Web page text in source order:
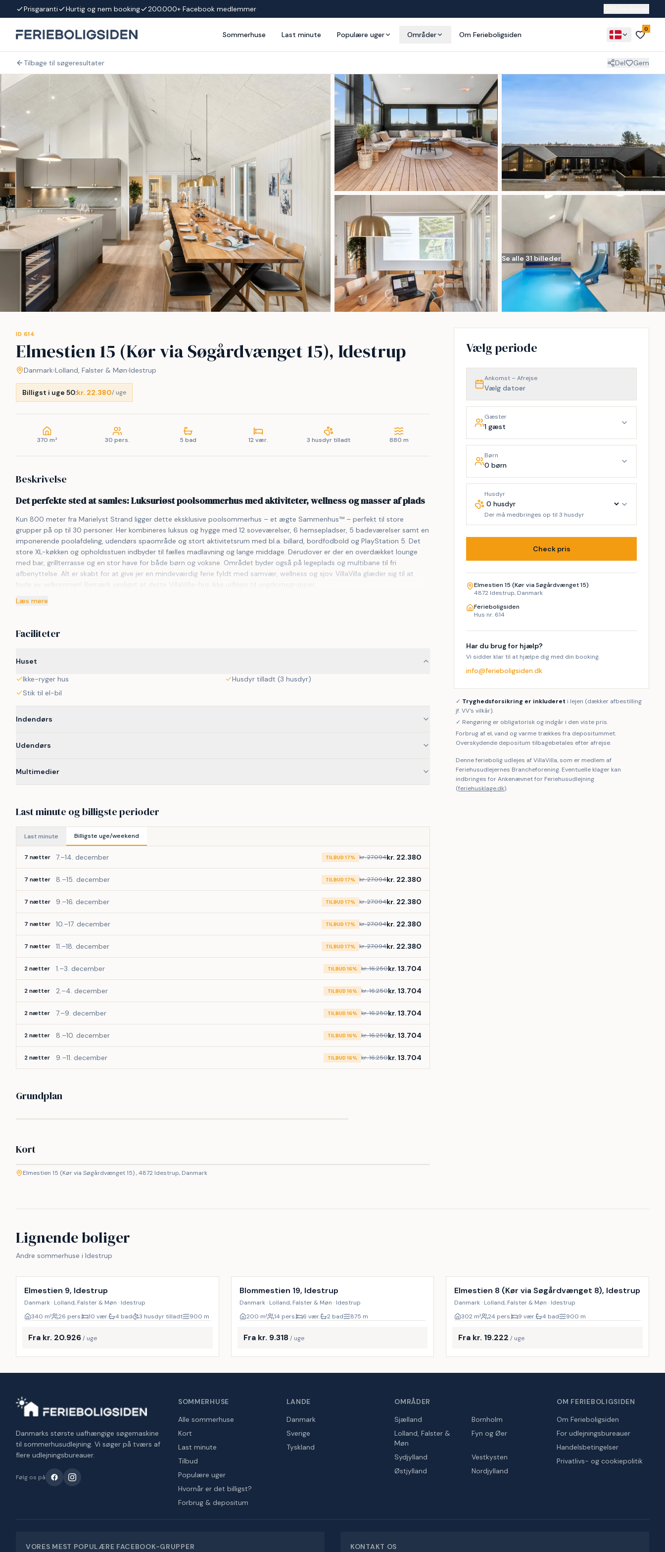
Spring til indhold
Prisgaranti Hurtig og nem booking 200.000+ Facebook medlemmer
Sommerhuse Last minute Populære uger Områder Om Ferieboligsiden
0
Tilbage til søgeresultater Del Gem
Se alle 31 billeder
ID 614
Elmestien 15 (Kør via Søgårdvænget 15), Idestrup
Danmark›Lolland, Falster & Møn›Idestrup
Billigst i uge 50:kr. 22.380/ uge
370 m² 30 pers. 5 bad 12 vær. 3 husdyr tilladt 880 m
Beskrivelse
Det perfekte sted at samles: Luksuriøst poolsommerhus med aktiviteter, wellness og masser af plads
Kun 800 meter fra Marielyst Strand ligger dette eksklusive poolsommerhus – et ægte Sammenhus™ – perfekt til store
grupper på op til 30 personer. Her kombineres luksus og hygge med 12 soveværelser, 6 hemsepladser, 5 badeværelser samt en
imponerende poolafdeling, udendørs spaområde og stort aktivitetsrum med bl.a. billard, bordfodbold og PlayStation 5. Det
store XL-køkken og opholdsstuen indbyder til fælles madlavning og lange middage. Derudover er der en overdækket lounge
med bar, grillterrasse og en stor have for både børn og voksne. Området byder også på legeplads og multibane til fri
afbenyttelse. Alt er skabt for at give jer en mindeværdig ferie fyldt med samvær, wellness og sjov. VillaVilla glæder sig til at
byde jer velkommen! Bemærk venligst at dette VillaVilla-hus ikke udlejes til ungdomsgrupper.
Læs mere
Faciliteter
Huset
Ikke-ryger hus
Husdyr tilladt (3 husdyr)
Stik til el-bil
Indendørs
Udendørs
Multimedier
Last minute og billigste perioder
Last minute Billigste uge/weekend
7 nætter 7.–14. december TILBUD 17% kr. 27.094kr. 22.380
7 nætter 8.–15. december TILBUD 17% kr. 27.094kr. 22.380
7 nætter 9.–16. december TILBUD 17% kr. 27.094kr. 22.380
7 nætter 10.–17. december TILBUD 17% kr. 27.094kr. 22.380
7 nætter 11.–18. december TILBUD 17% kr. 27.094kr. 22.380
2 nætter 1.–3. december TILBUD 16% kr. 16.250kr. 13.704
2 nætter 2.–4. december TILBUD 16% kr. 16.250kr. 13.704
2 nætter 7.–9. december TILBUD 16% kr. 16.250kr. 13.704
2 nætter 8.–10. december TILBUD 16% kr. 16.250kr. 13.704
2 nætter 9.–11. december TILBUD 16% kr. 16.250kr. 13.704
Grundplan
Kort
+
Elmestien 15 (Kør via Søgårdvænget 15) , 4872 Idestrup, Danmark
Vælg periode
Ankomst – Afrejse
Vælg datoer
Gæster
1 gæst
Børn
0 børn
Husdyr
Der må medbringes op til 3 husdyr
Check pris
Elmestien 15 (Kør via Søgårdvænget 15)
4872 Idestrup, Danmark
Ferieboligsiden
Hus nr. 614
Har du brug for hjælp?
Vi sidder klar til at hjælpe dig med din booking.
info@ferieboligsiden.dk
✓ Tryghedsforsikring er inkluderet i lejen (dækker afbestilling
jf. VV's vilkår).
✓ Rengøring er obligatorisk og indgår i den viste pris.
Forbrug af el, vand og varme trækkes fra depositummet.
Overskydende depositum tilbagebetales efter afrejse.
Denne feriebolig udlejes af VillaVilla, som er medlem af
Feriehusudlejernes Brancheforening. Eventuelle klager kan
indbringes for Ankenævnet for Feriehusudlejning
(feriehusklage.dk).
Lignende boliger
Andre sommerhuse i Idestrup
Elmestien 9, Idestrup
Danmark · Lolland, Falster & Møn · Idestrup
340 m² 26 pers. 10 vær. 4 bad 3 husdyr tilladt 900 m
Fra kr. 20.926/ uge
Blommestien 19, Idestrup
Danmark · Lolland, Falster & Møn · Idestrup
200 m² 14 pers. 6 vær. 2 bad 875 m
Fra kr. 9.318 / uge
9 %
Elmestien 8 (Kør via Søgårdvænget 8), Idestrup
Danmark · Lolland, Falster & Møn · Idestrup
302 m² 24 pers. 9 vær. 4 bad 900 m
Fra kr. 19.222 / uge
Danmarks største uafhængige søgemaskine
til sommerhusudlejning. Vi søger på tværs af
flere udlejningsbureauer.
Følg os på
SOMMERHUSE
Alle sommerhuse
Kort
Last minute
Tilbud
Populære uger
Hvornår er det billigst?
Forbrug & depositum
LANDE
Danmark
Sverige
Tyskland
OMRÅDER
Sjælland
Bornholm
Lolland, Falster &
Møn
Fyn og Øer
Sydjylland
Vestkysten
Østjylland
Nordjylland
OM FERIEBOLIGSIDEN
Om Ferieboligsiden
For udlejningsbureauer
Handelsbetingelser
Privatlivs- og cookiepolitik
VORES MEST POPULÆRE FACEBOOK-GRUPPER KONTAKT OS